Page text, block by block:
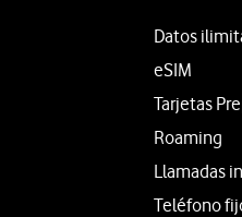
Datos
eSIM
Tarjetas
Roaming
Llamadas
Teléfono